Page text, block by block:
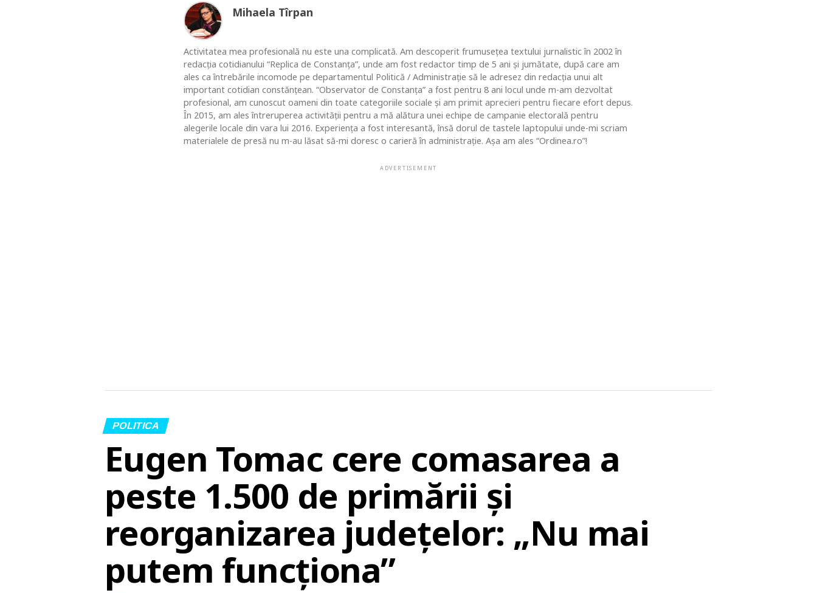
Mihaela Tîrpan
Activitatea mea profesională nu este una complicată. Am descoperit frumusețea textului jurnalistic în 2002 în
redacția cotidianului “Replica de Constanța”, unde am fost redactor timp de 5 ani și jumătate, după care am
ales ca întrebările incomode pe departamentul Politică / Administrație să le adresez din redacția unui alt
important cotidian constănțean. “Observator de Constanța” a fost pentru 8 ani locul unde m-am dezvoltat
profesional, am cunoscut oameni din toate categoriile sociale și am primit aprecieri pentru fiecare efort depus.
În 2015, am ales întreruperea activității pentru a mă alătura unei echipe de campanie electorală pentru
alegerile locale din vara lui 2016. Experiența a fost interesantă, însă dorul de tastele laptopului unde-mi scriam
materialele de presă nu m-au lăsat să-mi doresc o carieră în administrație. Așa am ales “Ordinea.ro”!
ADVERTISEMENT
POLITICA
Eugen Tomac cere comasarea a
peste 1.500 de primării și
reorganizarea județelor: „Nu mai
putem funcționa”